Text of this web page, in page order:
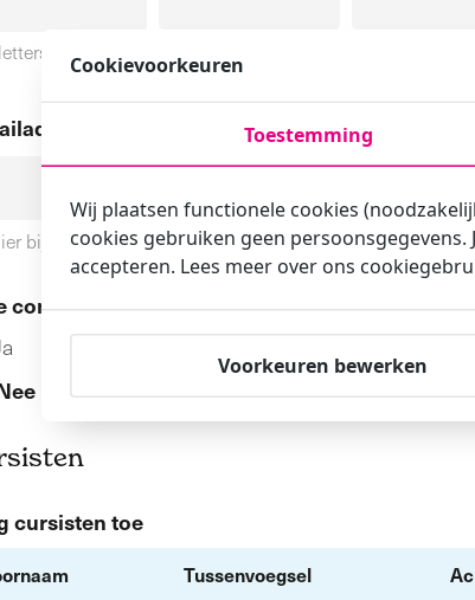
bij voorkeur het e-mailadres in waarmee je zakelijk/
contactpersoon ook een cursist?
cursisten toe
Tussenvoegsel
Cookievoorkeuren
Toestemming
Wij plaatsen functionele cookies
cookies gebruiken geen
accepteren. Lees meer over ons
Voorkeuren bewerken